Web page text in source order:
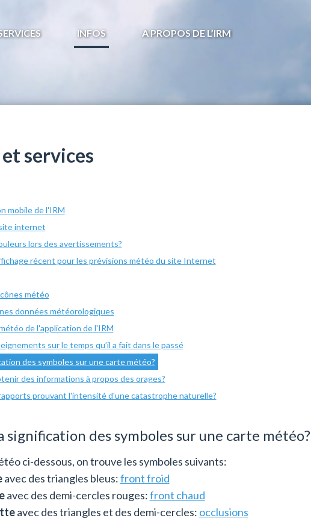
INFOS A PROPOS DE L’IRM
services
mobile de l'IRM
internet
lors des avertissements?
récent pour les prévisions météo du site Internet
météo
données météorologiques
de l'application de l'IRM
sur le temps qu’il a fait dans le passé
des symboles sur une carte météo?
des informations à propos des orages?
prouvant l'intensité d'une catastrophe naturelle?
signification des symboles sur une carte météo?
ci-dessous, on trouve les symboles suivants:
avec des triangles bleus:front froid
avec des demi-cercles rouges:front chaud
avec des triangles et des demi-cercles: occlusions